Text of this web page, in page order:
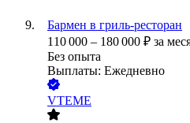
Бармен в гриль-ресторан
110 000 – 180 000 ₽ за
Без опыта
Выплаты: Ежедневно
VTEME